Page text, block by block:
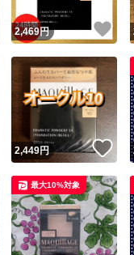
いね！
2,469円
いいね！
2,449円
最大10%対象